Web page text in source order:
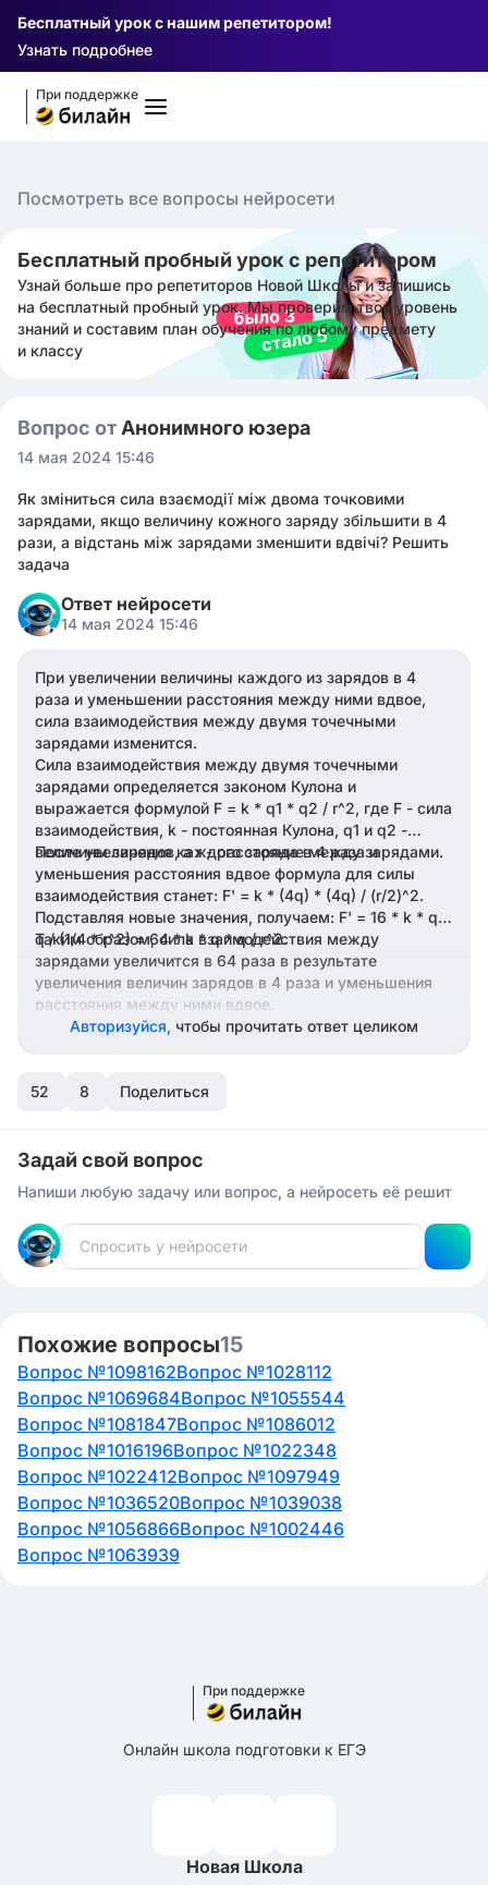
Бесплатный урок с нашим репетитором!
Узнать подробнее
При поддержке
Посмотреть все вопросы нейросети
Бесплатный пробный урок с репетитором
Узнай больше про репетиторов Новой Школы и запишись
на бесплатный пробный урок. Мы проверим твой уровень
знаний и составим план обучения по любому предмету
и классу
Вопрос от Анонимного юзера
14 мая 2024 15:46
Як зміниться сила взаємодії між двома точковими
зарядами, якщо величину кожного заряду збільшити в 4
рази, а відстань між зарядами зменшити вдвічі? Решить
задача
Ответ нейросети
14 мая 2024 15:46
При увеличении величины каждого из зарядов в 4
раза и уменьшении расстояния между ними вдвое,
сила взаимодействия между двумя точечными
зарядами изменится.
Сила взаимодействия между двумя точечными
зарядами определяется законом Кулона и
выражается формулой F = k * q1 * q2 / r^2, где F - сила
взаимодействия, k - постоянная Кулона, q1 и q2 -
величины зарядов, а r - расстояние между зарядами.
После увеличения каждого заряда в 4 раза и
уменьшения расстояния вдвое формула для силы
взаимодействия станет: F' = k * (4q) * (4q) / (r/2)^2.
Подставляя новые значения, получаем: F' = 16 * k * q *
q / (1/4 * r^2) = 64 * k * q * q / r^2.
Таким образом, сила взаимодействия между
зарядами увеличится в 64 раза в результате
увеличения величин зарядов в 4 раза и уменьшения
расстояния между ними вдвое.
Авторизуйся, чтобы прочитать ответ целиком
52 8 Поделиться
Задай свой вопрос
Напиши любую задачу или вопрос, а нейросеть её решит
Похожие вопросы15
Вопрос №1098162Вопрос №1028112
Вопрос №1069684Вопрос №1055544
Вопрос №1081847Вопрос №1086012
Вопрос №1016196Вопрос №1022348
Вопрос №1022412Вопрос №1097949
Вопрос №1036520Вопрос №1039038
Вопрос №1056866Вопрос №1002446
Вопрос №1063939
При поддержке
Онлайн школа подготовки к ЕГЭ
Новая Школа